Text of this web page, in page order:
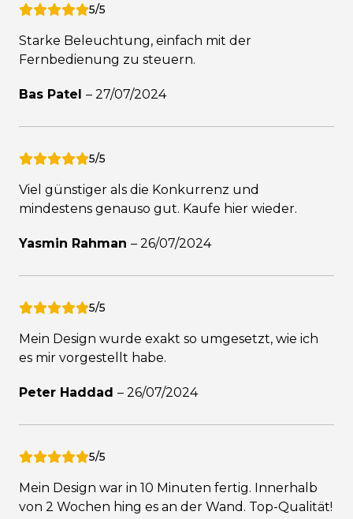
5/5
Starke Beleuchtung, einfach mit der
Fernbedienung zu steuern.
Bas Patel – 27/07/2024
5/5
Viel günstiger als die Konkurrenz und
mindestens genauso gut. Kaufe hier wieder.
Yasmin Rahman – 26/07/2024
5/5
Mein Design wurde exakt so umgesetzt, wie ich
es mir vorgestellt habe.
Peter Haddad – 26/07/2024
5/5
Mein Design war in 10 Minuten fertig. Innerhalb
von 2 Wochen hing es an der Wand. Top-Qualität!